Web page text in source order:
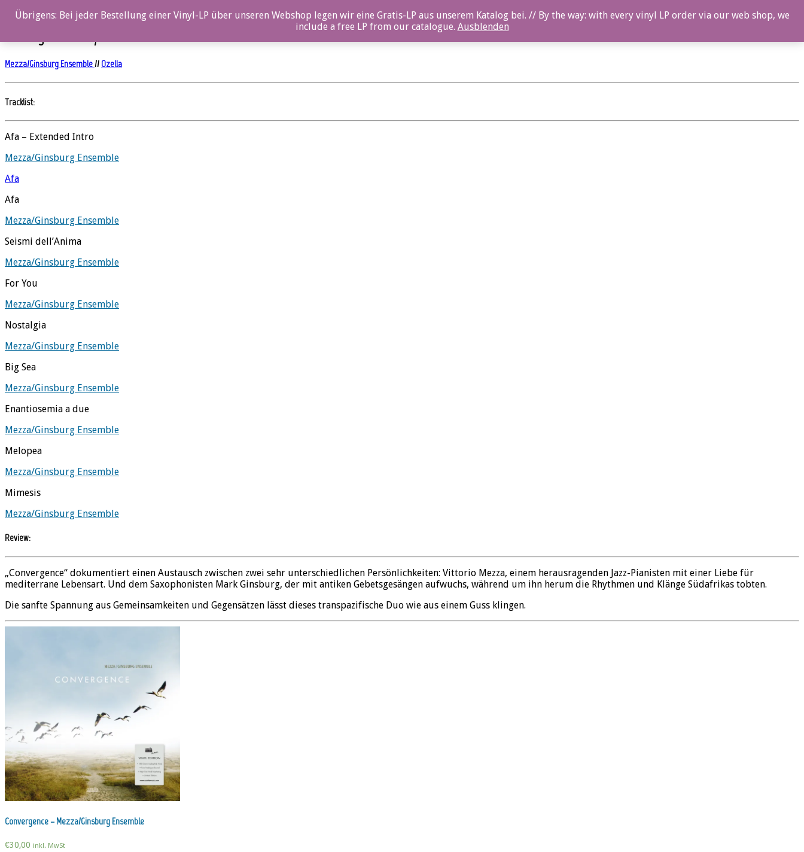
0%
Mezza/Ginsburg Ensemble// Ozella
Tracklist:
Afa – Extended Intro
Mezza/Ginsburg Ensemble
Afa
Afa
Mezza/Ginsburg Ensemble
Seismi dell’Anima
Mezza/Ginsburg Ensemble
For You
Mezza/Ginsburg Ensemble
Nostalgia
Mezza/Ginsburg Ensemble
Big Sea
Mezza/Ginsburg Ensemble
Enantiosemia a due
Mezza/Ginsburg Ensemble
Melopea
Mezza/Ginsburg Ensemble
Mimesis
Mezza/Ginsburg Ensemble
Review:
„Convergence“ dokumentiert einen Austausch zwischen zwei sehr unterschiedlichen Persönlichkeiten: Vittorio Mezza, einem herausragenden Jazz-Pianisten mit einer Liebe für
mediterrane Lebensart. Und dem Saxophonisten Mark Ginsburg, der mit antiken Gebetsgesängen aufwuchs, während um ihn herum die Rhythmen und Klänge Südafrikas tobten.
Die sanfte Spannung aus Gemeinsamkeiten und Gegensätzen lässt dieses transpazifische Duo wie aus einem Guss klingen.
Convergence – Mezza/Ginsburg Ensemble
€30,00 inkl. MwSt
Übrigens: Bei jeder Bestellung einer Vinyl-LP über unseren Webshop legen wir eine Gratis-LP aus unserem Katalog bei. // By the way: with every vinyl LP order via our web shop, we
include a free LP from our catalogue. Ausblenden